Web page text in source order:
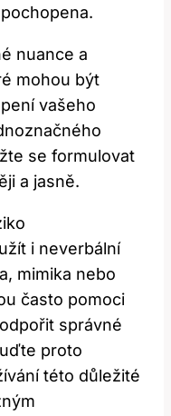
nuance a
mohou být
vašeho
se formulovat
a jasně.
i neverbální
mimika nebo
často pomoci
správné
proto
této důležité